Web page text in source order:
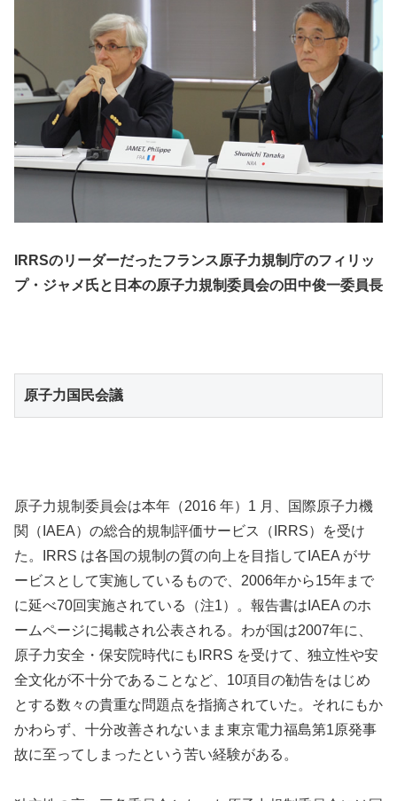
IRRSのリーダーだったフランス原子力規制庁のフィリッ
プ・ジャメ氏と日本の原子力規制委員会の田中俊一委員長
原子力国民会議
原子力規制委員会は本年（2016 年）1 月、国際原子力機
関（IAEA）の総合的規制評価サービス（IRRS）を受け
た。IRRS は各国の規制の質の向上を目指してIAEA がサ
ービスとして実施しているもので、2006年から15年まで
に延べ70回実施されている（注1）。報告書はIAEA のホ
ームページに掲載され公表される。わが国は2007年に、
原子力安全・保安院時代にもIRRS を受けて、独立性や安
全文化が不十分であることなど、10項目の勧告をはじめ
とする数々の貴重な問題点を指摘されていた。それにもか
かわらず、十分改善されないまま東京電力福島第1原発事
故に至ってしまったという苦い経験がある。